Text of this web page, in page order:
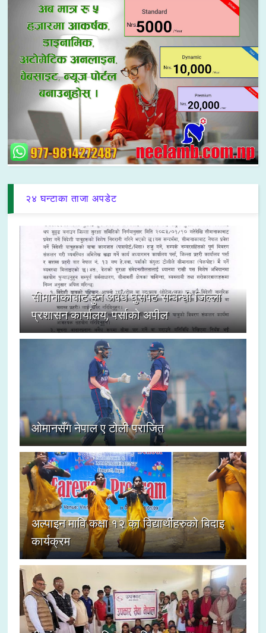
२४ घन्टाका ताजा अपडेट
सीमानाकाबाट हुने अवैध घुसपैठ सम्बन्धी जिल्ला
प्रशासन कार्यालय, पर्साको अपील
ओमानसँग नेपाल ए टोली पराजित
अल्पाइन मावि कक्षा १२ का विद्यार्थीहरुको बिदाइ
कार्यक्रम